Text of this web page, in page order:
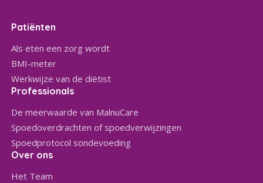
Patiënten
Als eten een zorg wordt
BMI-meter
Werkwijze van de diëtist
Professionals
De meerwaarde van MalnuCare
Spoedoverdrachten of spoedverwijzingen
Spoedprotocol sondevoeding
Over ons
Het Team